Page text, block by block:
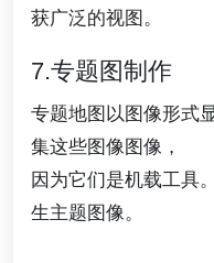
获广泛的视图。
7.专题图制作
专题地图以图像形式
集这些图像图像，
因为它们是机载工具
生主题图像。